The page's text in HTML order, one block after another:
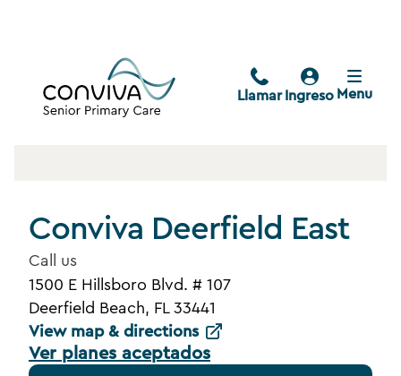
Llamar Ingreso Menu
Conviva Deerfield East
Call us
1500 E Hillsboro Blvd. # 107
Deerfield Beach, FL 33441
View map & directions
Ver planes aceptados